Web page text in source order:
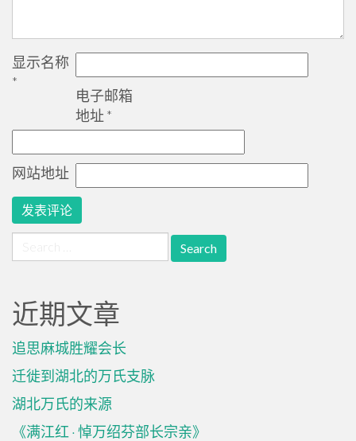
显示名称
*
电子邮箱
地址 *
网站地址
for:
近期文章
追思麻城胜耀会长
迁徙到湖北的万氏支脉
湖北万氏的来源
《满江红 · 悼万绍芬部长宗亲》